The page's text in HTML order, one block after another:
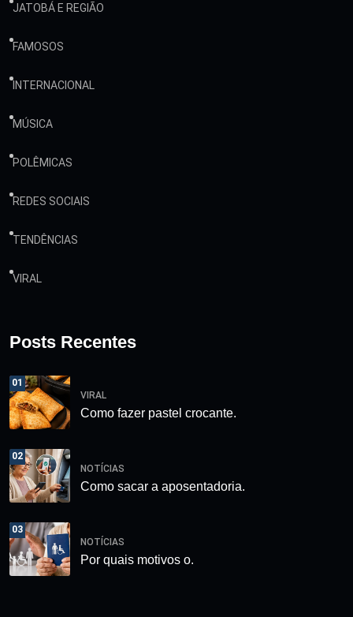
JATOBÁ E REGIÃO
FAMOSOS
INTERNACIONAL
MÚSICA
POLÊMICAS
REDES SOCIAIS
TENDÊNCIAS
VIRAL
Posts Recentes
01
VIRAL
Como fazer pastel crocante.
02
NOTÍCIAS
Como sacar a aposentadoria.
03
NOTÍCIAS
Por quais motivos o.